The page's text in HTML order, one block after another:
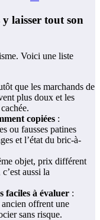
y laisser tout son
Voici une liste
que les marchands de
plus doux et les
copiées :
ou fausses patines
et l’état du bric-à-
objet, prix différent
aussi la
faciles à évaluer :
offrent une
sans risque.